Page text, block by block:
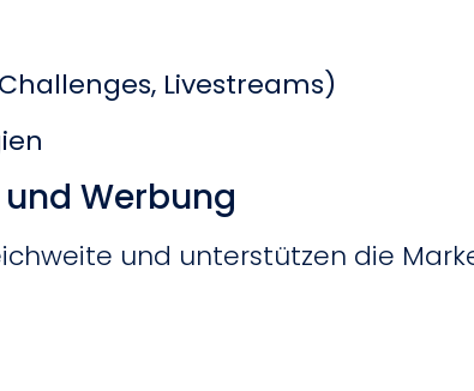
Livestreams)
Werbung
und unterstützen die